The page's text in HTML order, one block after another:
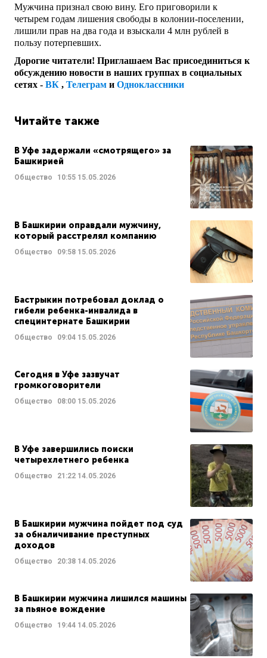
Мужчина признал свою вину. Его приговорили к
четырем годам лишения свободы в колонии-поселении,
лишили прав на два года и взыскали 4 млн рублей в
пользу потерпевших.
Дорогие читатели! Приглашаем Вас присоединиться к
обсуждению новости в наших группах в социальных
сетях - ВК , Телеграм и Одноклассники
Читайте также
В Уфе задержали «смотрящего» за
Башкирией
Общество 10:55 15.05.2026
В Башкирии оправдали мужчину,
который расстрелял компанию
Общество 09:58 15.05.2026
Бастрыкин потребовал доклад о
гибели ребенка-инвалида в
специнтернате Башкирии
Общество 09:04 15.05.2026
Сегодня в Уфе зазвучат
громкоговорители
Общество 08:00 15.05.2026
В Уфе завершились поиски
четырехлетнего ребенка
Общество 21:22 14.05.2026
В Башкирии мужчина пойдет под суд
за обналичивание преступных
доходов
Общество 20:38 14.05.2026
В Башкирии мужчина лишился машины
за пьяное вождение
Общество 19:44 14.05.2026